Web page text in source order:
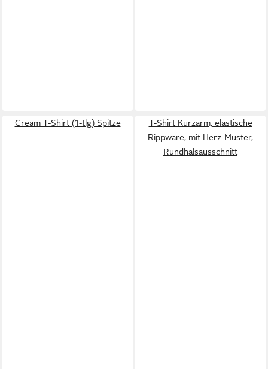
Cream T-Shirt (1-tlg) Spitze
T-Shirt Kurzarm, elastische
Rippware, mit Herz-Muster,
Rundhalsausschnitt